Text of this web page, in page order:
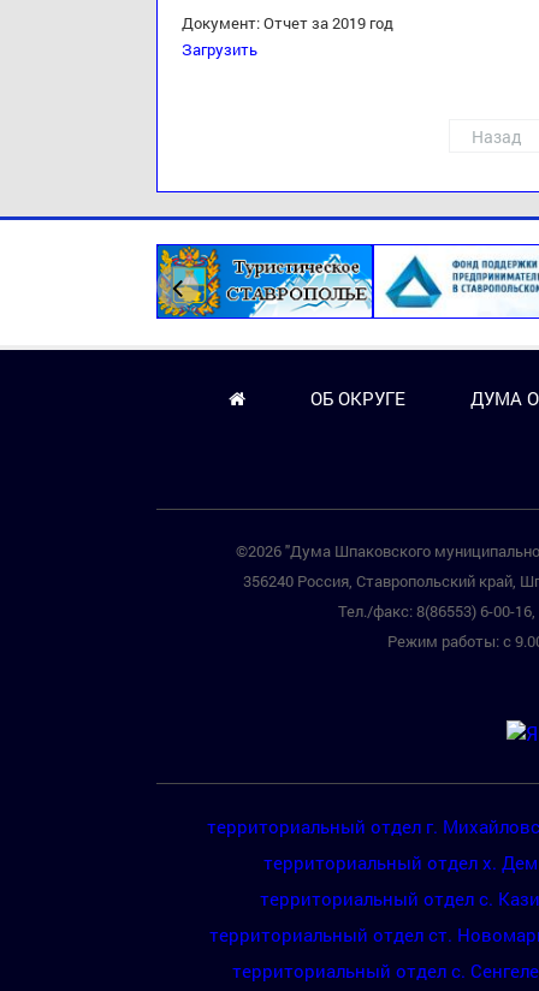
Документ: Отчет за 2019 год
Загрузить
Назад
ОБ ОКРУГЕ ДУМА
©2026 "Дума Шпаковского
356240 Россия, Ставропольский край,
Тел./факс: 8(86553) 6-00-
Режим работы: с
территориальный отдел г.
территориальный отдел х.
территориальный отдел с.
территориальный отдел ст.
территориальный отдел с.